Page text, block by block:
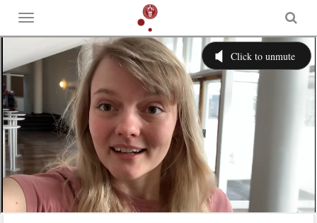
Toggle
menu